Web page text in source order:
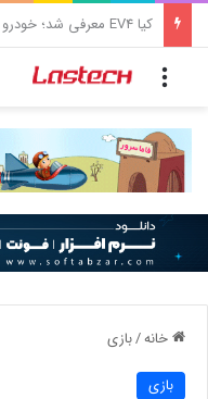
خانه/بازی
بازی